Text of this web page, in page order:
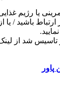
یا رژیم
باشید /
تاسیس شد از
پاور